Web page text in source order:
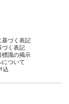
基づく表記
づく表記
標識の掲示
について
込